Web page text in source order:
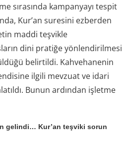
sırasında kampanyayı tespit
Kur’an suresini ezberden
maddi teşvikle
dini pratiğe yönlendirilmesi
belirtildi. Kahvehanenin
ilgili mevzuat ve idari
Bunun ardından işletme
gelindi… Kur’an teşviki sorun